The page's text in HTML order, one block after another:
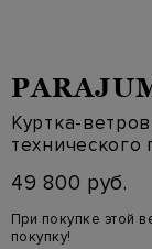
Куртка-
технического
49 800 руб.
При покупке этой
покупку!